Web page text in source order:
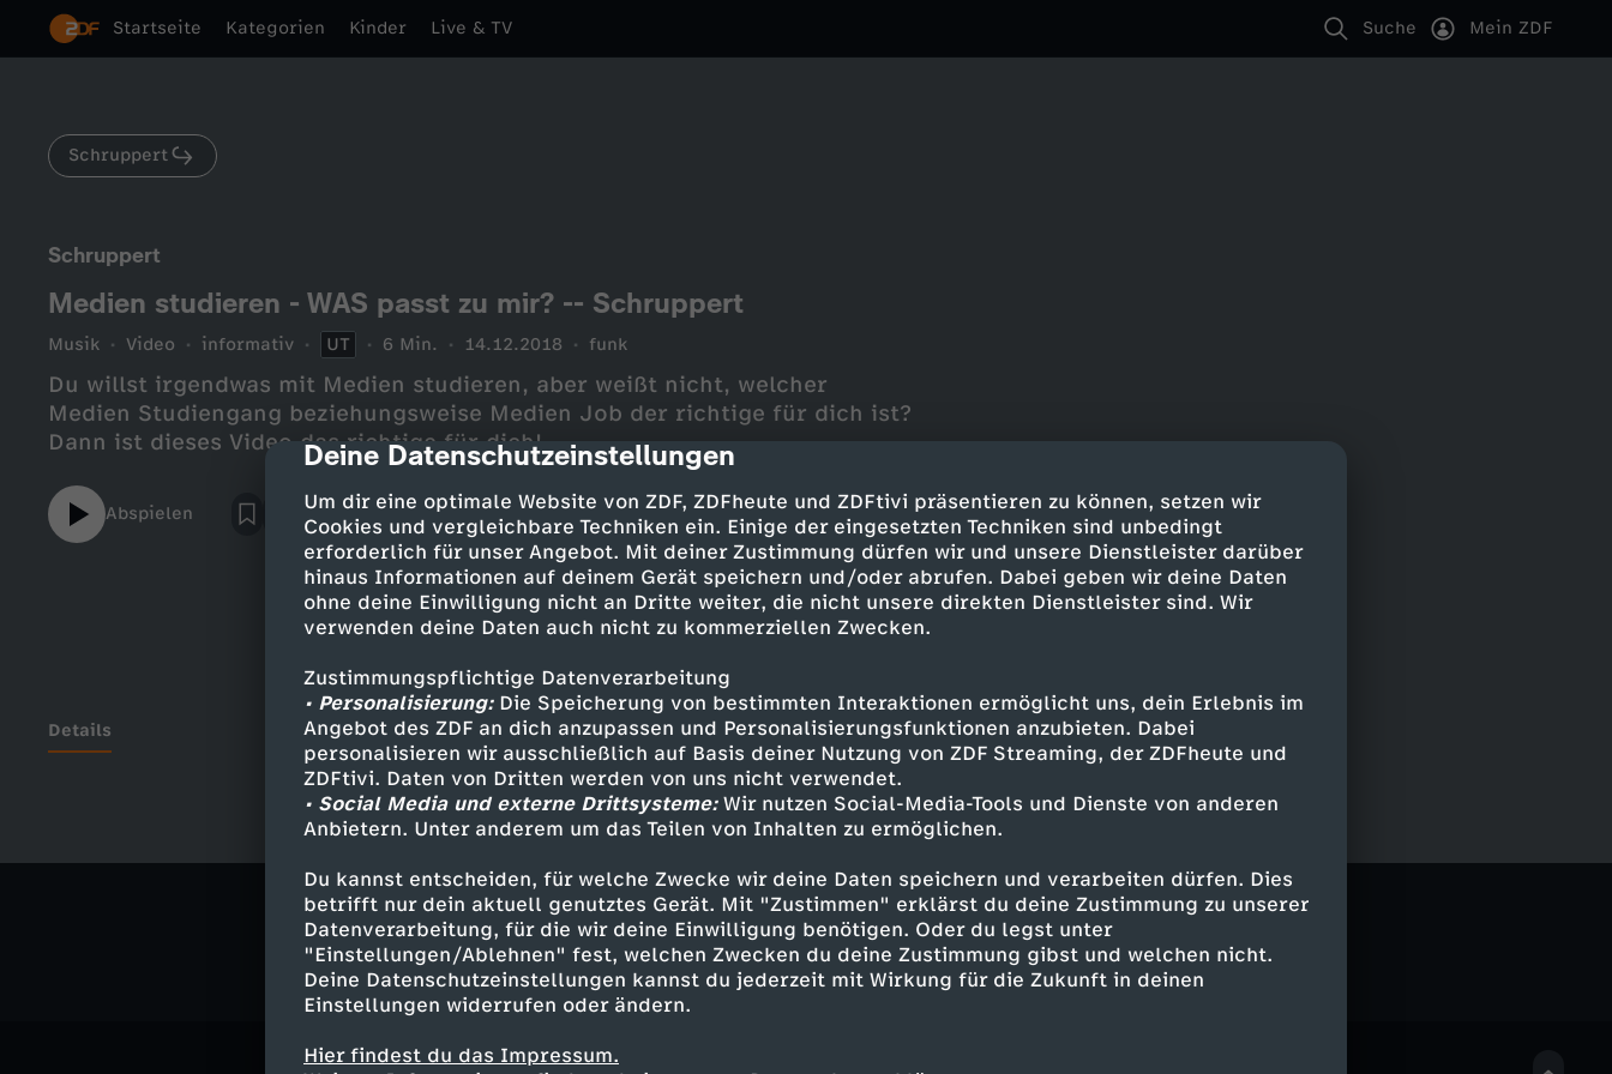
cmp-dialog-description
Deine Datenschutzeinstellungen
Um dir eine optimale Website von ZDF, ZDFheute und ZDFtivi präsentieren zu können, setzen wir
Cookies und vergleichbare Techniken ein. Einige der eingesetzten Techniken sind unbedingt
erforderlich für unser Angebot. Mit deiner Zustimmung dürfen wir und unsere Dienstleister darüber
hinaus Informationen auf deinem Gerät speichern und/oder abrufen. Dabei geben wir deine Daten
ohne deine Einwilligung nicht an Dritte weiter, die nicht unsere direkten Dienstleister sind. Wir
verwenden deine Daten auch nicht zu kommerziellen Zwecken.
Zustimmungspflichtige Datenverarbeitung
• Personalisierung:Die Speicherung von bestimmten Interaktionen ermöglicht uns, dein Erlebnis im
Angebot des ZDF an dich anzupassen und Personalisierungsfunktionen anzubieten. Dabei
personalisieren wir ausschließlich auf Basis deiner Nutzung von ZDF Streaming, der ZDFheute und
ZDFtivi. Daten von Dritten werden von uns nicht verwendet.
• Social Media und externe Drittsysteme:Wir nutzen Social-Media-Tools und Dienste von anderen
Anbietern. Unter anderem um das Teilen von Inhalten zu ermöglichen.
Du kannst entscheiden, für welche Zwecke wir deine Daten speichern und verarbeiten dürfen. Dies
betrifft nur dein aktuell genutztes Gerät. Mit "Zustimmen" erklärst du deine Zustimmung zu unserer
Datenverarbeitung, für die wir deine Einwilligung benötigen. Oder du legst unter
"Einstellungen/Ablehnen" fest, welchen Zwecken du deine Zustimmung gibst und welchen nicht.
Deine Datenschutzeinstellungen kannst du jederzeit mit Wirkung für die Zukunft in deinen
Einstellungen widerrufen oder ändern.
Hier findest du das Impressum.
Startseite Kategorien Kinder Live & TV Suche Mein ZDF
Schruppert
Schruppert
Medien studieren - WAS passt zu mir? -- Schruppert
Musik Video informativ UT 6 Min. 14.12.2018 funk
Du willst irgendwas mit Medien studieren, aber weißt nicht, welcher
Medien Studiengang beziehungsweise Medien Job der richtige für dich ist?
Dann ist dieses Video das richtige für dich!
Abspielen
Details
Ähnliche Inhalte entdecken
Musik Video informativ Untertitel Schruppert